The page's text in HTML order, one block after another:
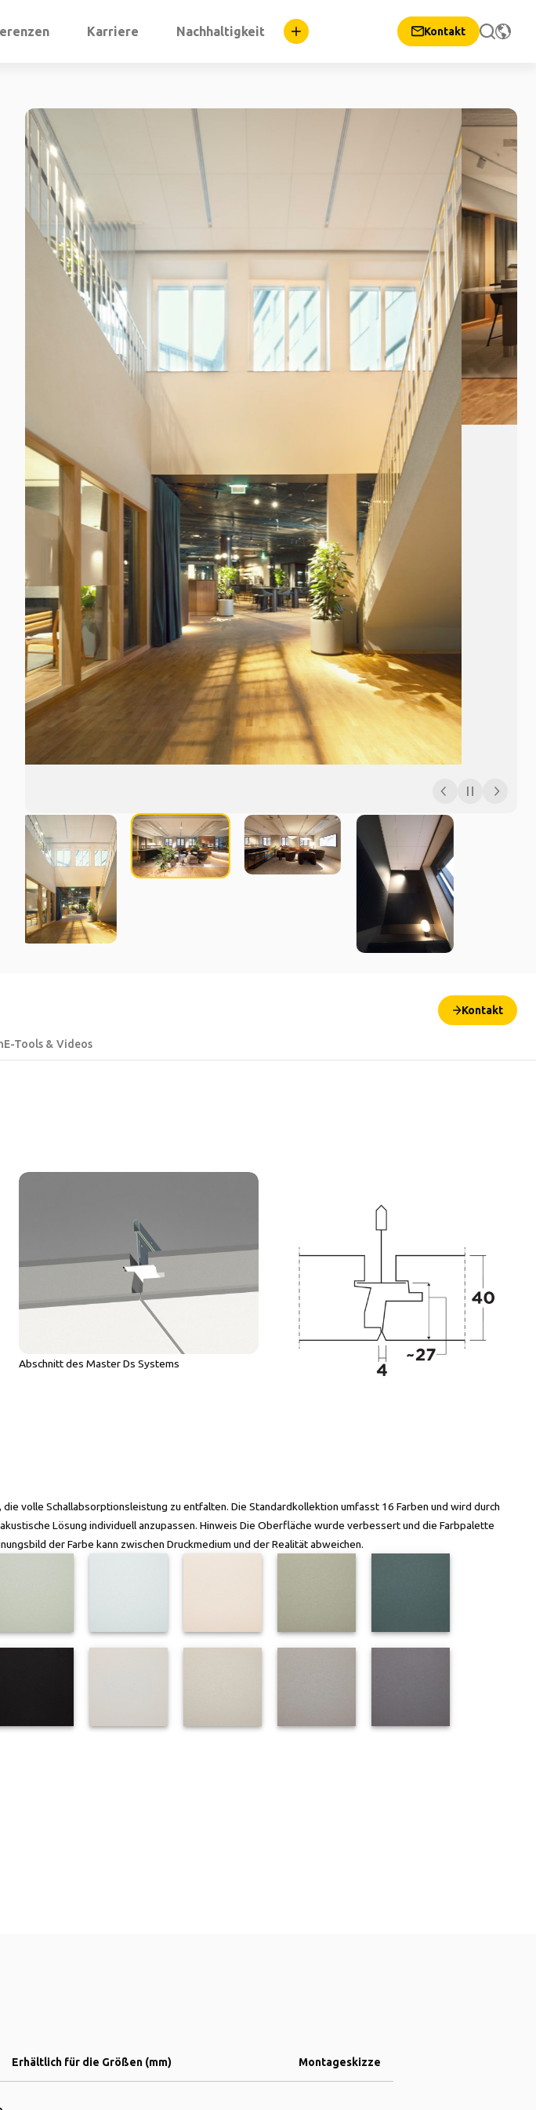
Karriere Nachhaltigkeit Kontakt
Kontakt
E-Tools & Videos
Abschnitt des Master Ds Systems
volle Schallabsorptionsleistung zu entfalten. Die Standardkollektion umfasst 16 Farben und wird durch
Lösung individuell anzupassen. Hinweis Die Oberfläche wurde verbessert und die Farbpalette
der Farbe kann zwischen Druckmedium und der Realität abweichen.
Erhältlich für die Größen (mm) Montageskizze